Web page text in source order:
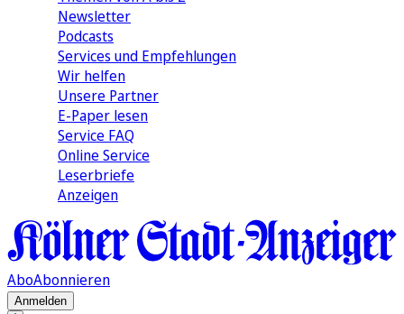
Newsletter
Podcasts
Services und Empfehlungen
Wir helfen
Unsere Partner
E-Paper lesen
Service FAQ
Online Service
Leserbriefe
Anzeigen
AboAbonnieren
Anmelden